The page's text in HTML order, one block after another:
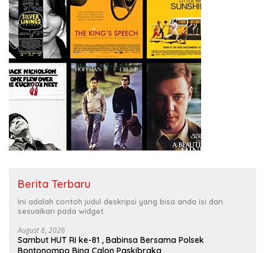
Berita Terbaru
Ini adalah contoh judul deskripsi yang bisa anda isi dan
sesuaikan pada widget
August 8, 2026
Sambut HUT RI ke-81 , Babinsa Bersama Polsek